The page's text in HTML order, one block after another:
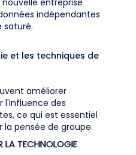
entreprise
indépendantes
saturé.
et les techniques de
améliorer
l'influence des
ce qui est essentiel
pensée de groupe.
LA TECHNOLOGIE